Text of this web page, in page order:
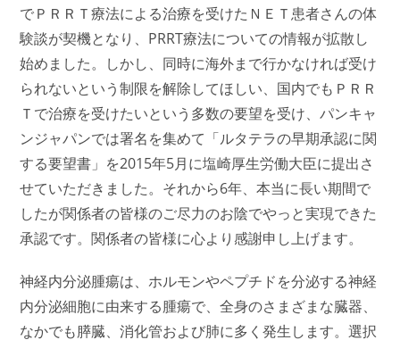
でＰＲＲＴ療法による治療を受けたＮＥＴ患者さんの体
験談が契機となり、PRRT療法についての情報が拡散し
始めました。しかし、同時に海外まで行かなければ受け
られないという制限を解除してほしい、国内でもＰＲＲ
Ｔで治療を受けたいという多数の要望を受け、パンキャ
ンジャパンでは署名を集めて「ルタテラの早期承認に関
する要望書」を2015年5月に塩崎厚生労働大臣に提出さ
せていただきました。それから6年、本当に長い期間で
したが関係者の皆様のご尽力のお陰でやっと実現できた
承認です。関係者の皆様に心より感謝申し上げます。
神経内分泌腫瘍は、ホルモンやペプチドを分泌する神経
内分泌細胞に由来する腫瘍で、全身のさまざまな臓器、
なかでも膵臓、消化管および肺に多く発生します。選択